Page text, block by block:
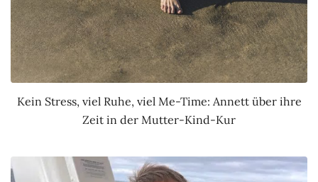
Kein Stress, viel Ruhe, viel Me-Time: Annett über ihre
Zeit in der Mutter-Kind-Kur